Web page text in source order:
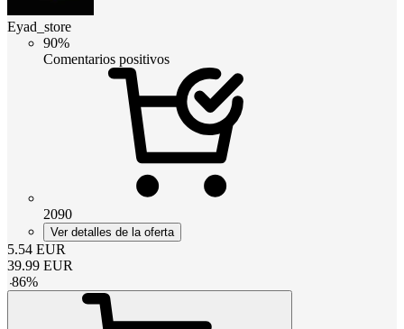
Eyad_store
90%
Comentarios positivos
2090
Ver detalles de la oferta
5.54 EUR
39.99 EUR
-86%